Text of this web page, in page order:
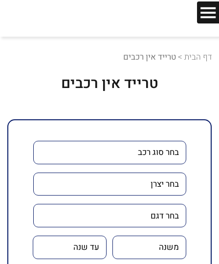
דף הבית >טרייד אין רכבים
טרייד אין רכבים